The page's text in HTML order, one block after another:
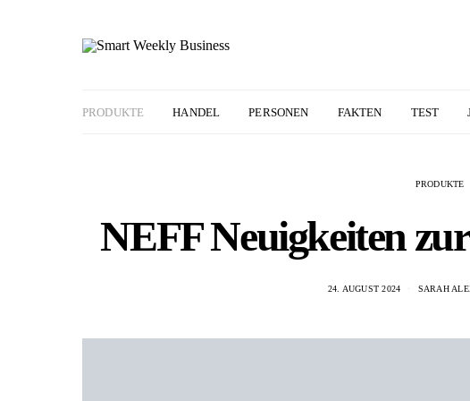
PRODUKTE HANDEL PERSONEN FAKTEN TEST
PRODUKTE
NEFF Neuigkeiten
24. AUGUST 2024 SARAH